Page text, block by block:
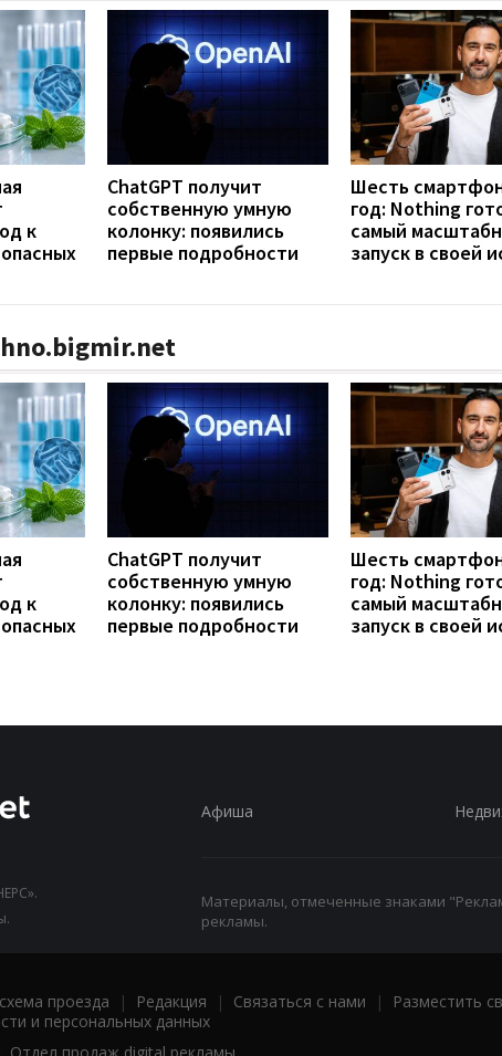
к
ChatGPT получит
собственную умную
колонку: появились
первые подробности
Шесть
год: Nothing
самый
запуск в своей
к
ChatGPT получит
собственную умную
колонку: появились
первые подробности
Шесть
год: Nothing
самый
запуск в своей
Афиша
Материалы, отмеченные знаками
рекламы.
проезда | Редакция | Связаться с нами | Разместить
и персональных данных